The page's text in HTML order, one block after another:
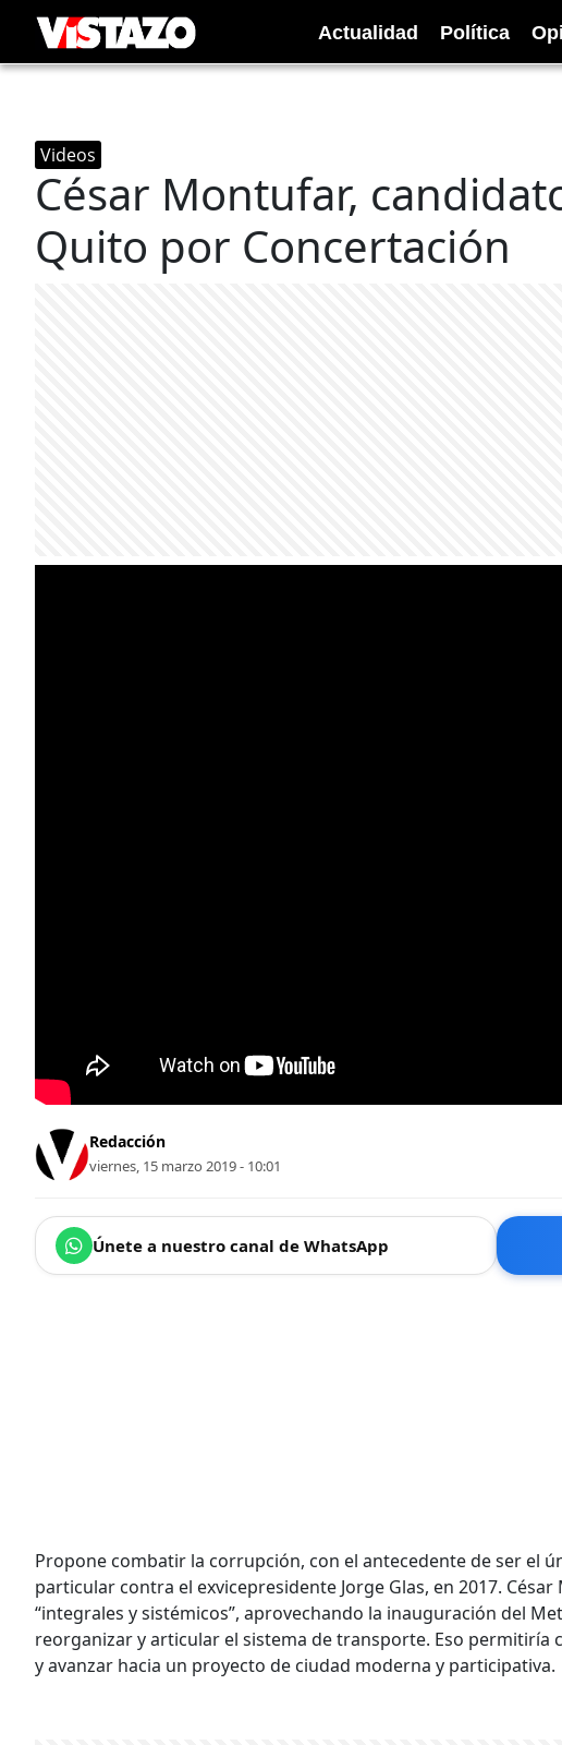
Actualidad Política
Videos
César Montufar,
Quito por Concertación
Redacción
viernes, 15 marzo 2019 - 10:01
Únete a nuestro canal de WhatsApp
Propone combatir la corrupción, con el antecedente de ser el
particular contra el exvicepresidente Jorge Glas, en 2017.
“integrales y sistémicos”, aprovechando la inauguración del
reorganizar y articular el sistema de transporte. Eso
y avanzar hacia un proyecto de ciudad moderna y participativa.